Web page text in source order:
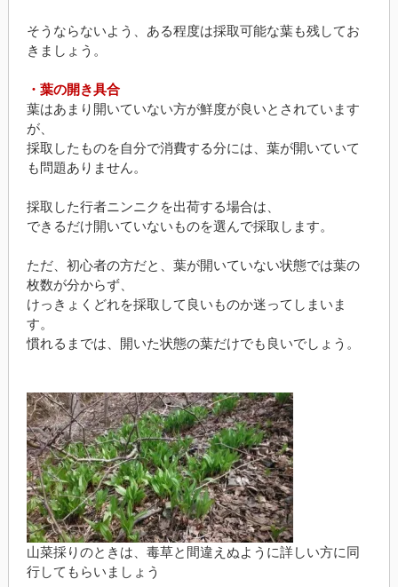
そうならないよう、ある程度は採取可能な葉も残してお
きましょう。
・葉の開き具合
葉はあまり開いていない方が鮮度が良いとされています
が、
採取したものを自分で消費する分には、葉が開いていて
も問題ありません。
採取した行者ニンニクを出荷する場合は、
できるだけ開いていないものを選んで採取します。
ただ、初心者の方だと、葉が開いていない状態では葉の
枚数が分からず、
けっきょくどれを採取して良いものか迷ってしまいま
す。
慣れるまでは、開いた状態の葉だけでも良いでしょう。
山菜採りのときは、毒草と間違えぬように詳しい方に同
行してもらいましょう